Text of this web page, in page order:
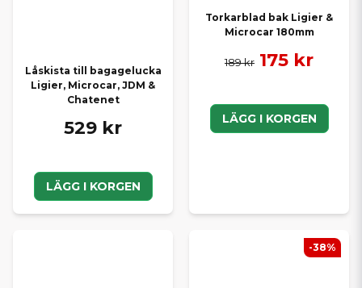
Låskista till bagagelucka
Ligier, Microcar, JDM &
Chatenet
529 kr
LÄGG I KORGEN
Torkarblad bak Ligier &
Microcar 180mm
189 kr 175 kr
LÄGG I KORGEN
-38%